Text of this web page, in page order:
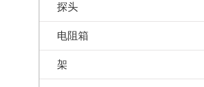
探头
电阻箱
架